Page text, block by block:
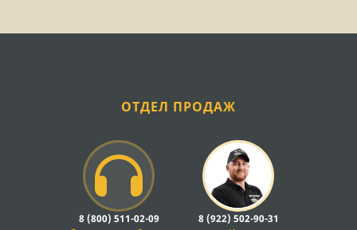
ОТДЕЛ ПРОДАЖ
8 (800) 511-02-09
8 (922) 502-90-31